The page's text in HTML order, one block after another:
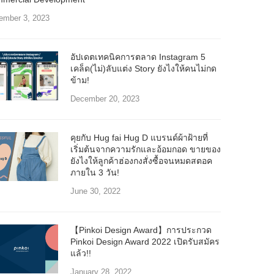
3, 2023
อัปเดตเทคนิคการตลาด Instagram 5
เคล็ด(ไม่)ลับแต่ง Story ยังไงให้คนไม่กด
ข้าม!
December 20, 2023
คุยกับ Hug fai Hug D แบรนด์ผ้าฝ้ายที่
เริ่มต้นจากความรักและอ้อมกอด ขายของ
ยังไงให้ลูกค้าฮ่องกงสั่งซื้อจนหมดสตอค
ภายใน 3 วัน!
June 30, 2022
【Pinkoi Design Award】การประกวด
Pinkoi Design Award 2022 เปิดรับสมัคร
แล้ว!!
January 28, 2022